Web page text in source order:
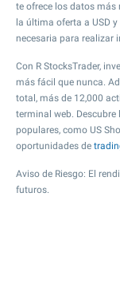
te ofrece los datos más
la última oferta a USD
necesaria para realizar
Con R StocksTrader,
más fácil que nunca.
total, más de 12,000
terminal web.
populares, como US
oportunidades de
Aviso de Riesgo: El
futuros.